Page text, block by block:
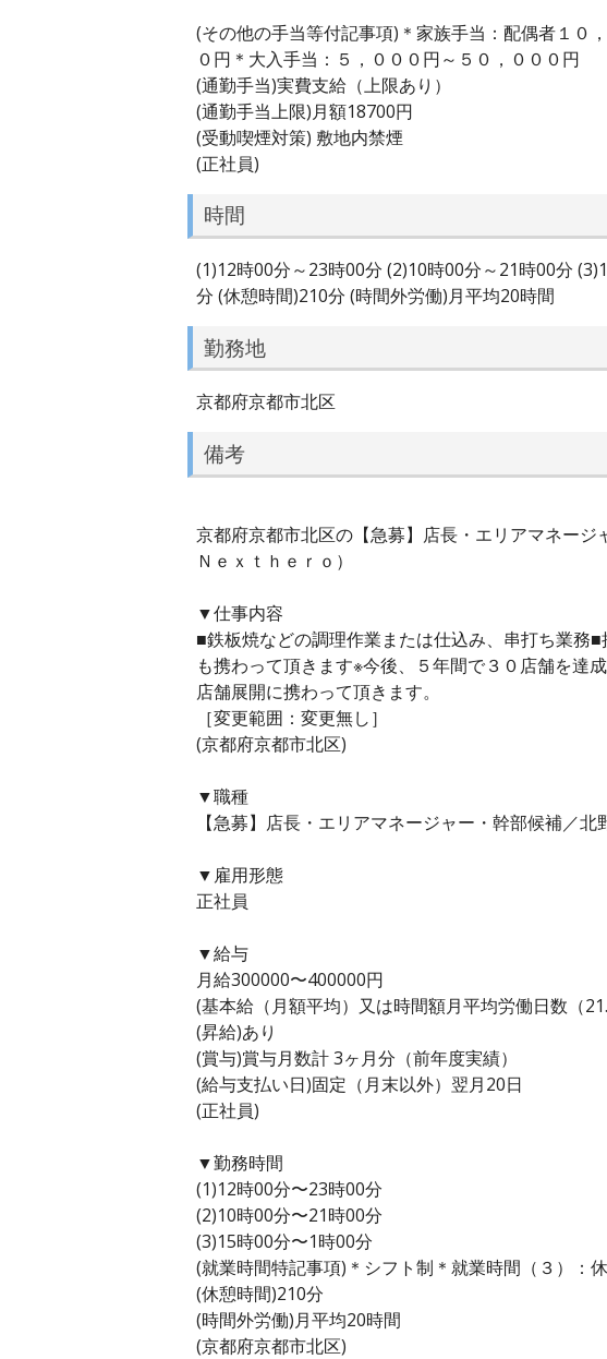
(その他の手当等付記事項)＊家族手当：配偶者１０
０円＊大入手当：５，０００円～５０，０００円
(通勤手当)実費支給（上限あり）
(通勤手当上限)月額18700円
(受動喫煙対策) 敷地内禁煙
(正社員)
時間
(1)12時00分～23時00分 (2)10時00分～21時00分
分 (休憩時間)210分 (時間外労働)月平均20時間
勤務地
京都府京都市北区
備考
京都府京都市北区の【急募】店長・エリアマネー
Ｎｅｘｔｈｅｒｏ）
▼仕事内容
■鉄板焼などの調理作業または仕込み、串打ち業務
も携わって頂きます※今後、５年間で３０店舗を達
店舗展開に携わって頂きます。
［変更範囲：変更無し］
(京都府京都市北区)
▼職種
【急募】店長・エリアマネージャー・幹部候補／北
▼雇用形態
正社員
▼給与
月給300000〜400000円
(基本給（月額平均）又は時間額月平均労働日数（
(昇給)あり
(賞与)賞与月数計 3ヶ月分（前年度実績）
(給与支払い日)固定（月末以外）翌月20日
(正社員)
▼勤務時間
(1)12時00分〜23時00分
(2)10時00分〜21時00分
(3)15時00分〜1時00分
(就業時間特記事項)＊シフト制＊就業時間（３）：
(休憩時間)210分
(時間外労働)月平均20時間
(京都府京都市北区)